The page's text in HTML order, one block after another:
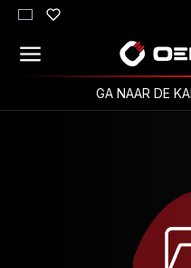
Ga naar de hoofdinhoud
GA NAAR DE